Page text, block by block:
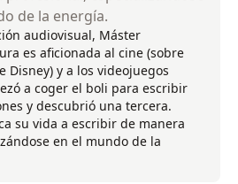
de la energía.
audiovisual, Máster
es aficionada al cine (sobre
Disney) y a los videojuegos
a coger el boli para escribir
y descubrió una tercera.
su vida a escribir de manera
en el mundo de la